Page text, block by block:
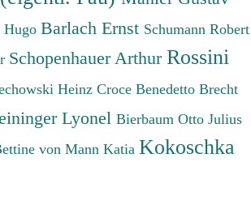
Barlach Ernst Schumann Robert
Schopenhauer Arthur Rossini
Heinz Croce Benedetto Brecht
Lyonel Bierbaum Otto Julius
von Mann Katia Kokoschka